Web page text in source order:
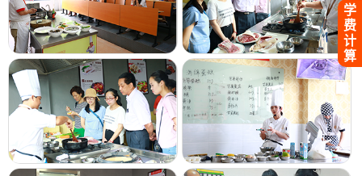
学
费
计
算